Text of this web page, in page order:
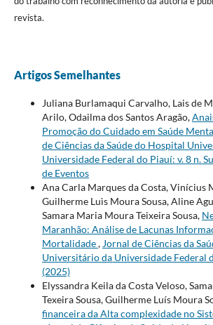
revista.
Artigos Semelhantes
Juliana Burlamaqui Carvalho, Lais de
Arilo, Odailma dos Santos Aragão,
Promoção do Cuidado em Saúde
de Ciências da Saúde do Hospital
Universidade Federal do Piauí: v. 8 n.
de Eventos
Ana Carla Marques da Costa, Vinícius
Guilherme Luìs Moura Sousa, Aline
Samara Maria Moura Teixeira Sousa,
Maranhão: Análise de Lacunas
Mortalidade,Jornal de Ciências da
Universitário da Universidade Federal
(2025)
Elyssandra Keila da Costa Veloso,
Texeira Sousa, Guilherme Luís Moura
financeira da Alta complexidade no